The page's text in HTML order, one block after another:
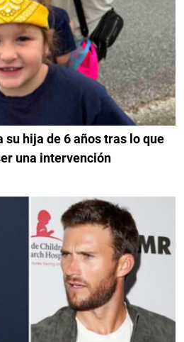
su hija de 6 años tras lo que
una intervención